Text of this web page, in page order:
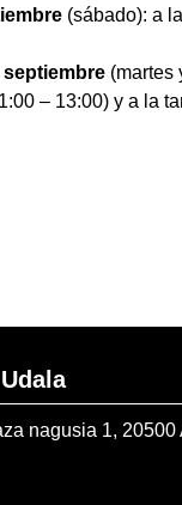
(sábado): a
septiembre (martes
– 13:00) y a la
nagusia 1, 20500